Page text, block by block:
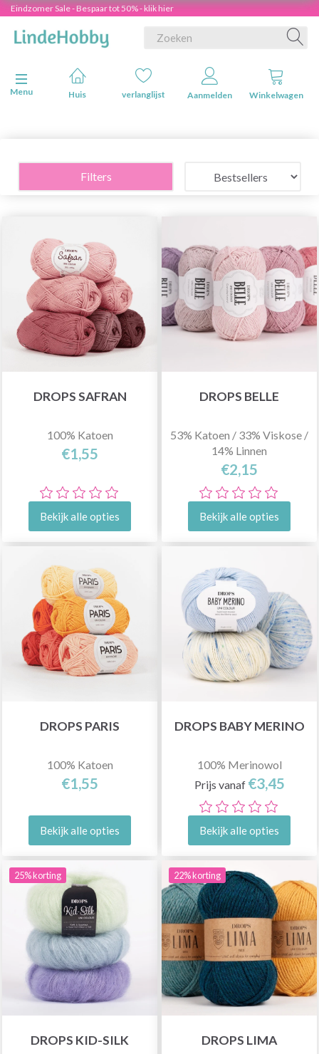
Eindzomer Sale - Bespaar tot 50% - klik hier
Navigatie in-/uitschakelen
Menu
Huis verlanglijst Aanmelden Winkelwagen
Filters
DROPS SAFRAN
100% Katoen
€1,55
Bekijk alle opties
DROPS BELLE
53% Katoen / 33% Viskose /
14% Linnen
€2,15
Bekijk alle opties
DROPS PARIS
100% Katoen
€1,55
Bekijk alle opties
DROPS BABY MERINO
100% Merinowol
Prijs vanaf €3,45
Bekijk alle opties
25% korting
DROPS KID-SILK
22% korting
DROPS LIMA